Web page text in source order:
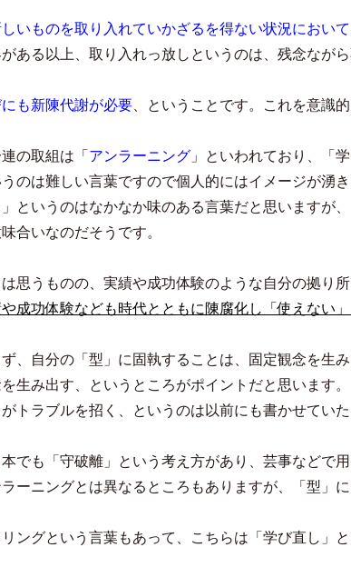
いものを取り入れていかざるを得ない状況におい
ある以上、取り入れっ放しというのは、残念ながら
も新陳代謝が必要 、ということです。これを意識
の取組は「アンラーニング 」といわれており、「
うのは難しい言葉ですので個人的にはイメージが湧
」というのはなかなか味のある言葉だと思います
合いなのだそうです。
思うものの、実績や成功体験のような自分の拠り
成功体験なども時代とともに陳腐化し「使えない
、自分の「型」に固執することは、固定観念を生
生み出す、というところがポイントだと思います。
がトラブルを招く、というのは以前にも書かせてい
でも「守破離」という考え方があり、芸事などで
ーニングとは異なるところもありますが、「型」
ングという言葉もあって、こちらは「学び直し」